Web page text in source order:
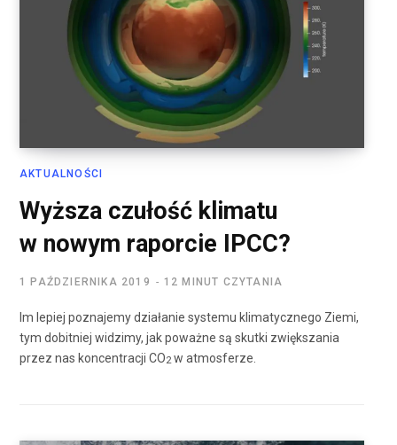
AKTUALNOŚCI
Wyższa czułość klimatu
w nowym raporcie IPCC?
1 PAŹDZIERNIKA 2019 12 MINUT CZYTANIA
Im lepiej poznajemy działanie systemu klimatycznego Ziemi,
tym dobitniej widzimy, jak poważne są skutki zwiększania
przez nas koncentracji CO2 w atmosferze.